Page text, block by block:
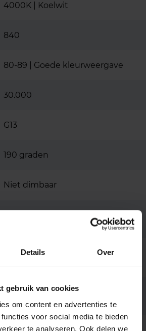
Details Over
gebruik van cookies
om content en advertenties te
voor social media te bieden
te analyseren. Ook delen we
4000K | Koelwit
840
80-89 | Goede kleurweergave
30.000
G13
190 graden
Niet dimbaar
Conventioneel (EM)
Ja